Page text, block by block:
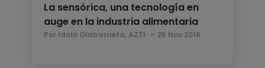
La sensórica, una tecnología en
auge en la industria alimentaria
Por Idoia Olabarrieta, AZTI 25 Nov 2016